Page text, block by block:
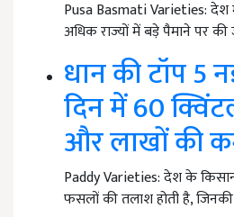
Pusa Basmati Varieties:
अधिक राज्यों में बड़े पैमाने पर की
धान की टॉप 5
दिन में 60
और लाखों की
Paddy Varieties: देश के
फसलों की तलाश होती है, जिनकी